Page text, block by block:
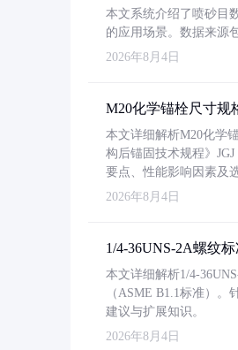
本文系统介绍了喷砂目
的应用场景。数据来源
2026年8月4日
M20化学锚栓尺寸规
本文详细解析M20化学
构后锚固技术规程》
要点、性能影响因素及
2026年8月4日
1/4-36UNS-2A螺纹
本文详细解析1/4-
（ASME B1.1标准）
建议与扩展知识。
2026年8月4日